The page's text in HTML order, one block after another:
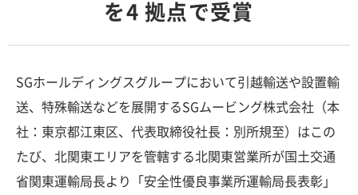
を4 拠点で受賞
SGホールディングスグループにおいて引越輸送や設置輸
送、特殊輸送などを展開するSGムービング株式会社（本
社：東京都江東区、代表取締役社長：別所規至）はこの
たび、北関東エリアを管轄する北関東営業所が国土交通
省関東運輸局長より「安全性優良事業所運輸局長表彰」